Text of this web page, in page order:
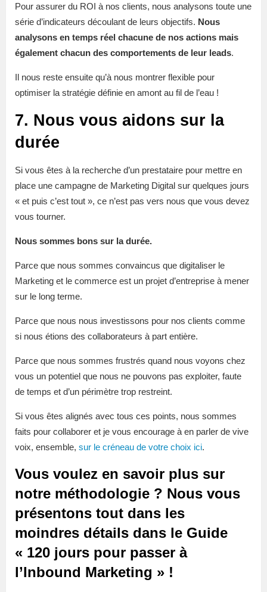
Pour assurer du ROI à nos clients, nous analysons toute une
série d’indicateurs découlant de leurs objectifs. Nous
analysons en temps réel chacune de nos actions mais
également chacun des comportements de leur leads.
Il nous reste ensuite qu’à nous montrer flexible pour
optimiser la stratégie définie en amont au fil de l’eau !
7. Nous vous aidons sur la
durée
Si vous êtes à la recherche d’un prestataire pour mettre en
place une campagne de Marketing Digital sur quelques jours
« et puis c’est tout », ce n’est pas vers nous que vous devez
vous tourner.
Nous sommes bons sur la durée.
Parce que nous sommes convaincus que digitaliser le
Marketing et le commerce est un projet d’entreprise à mener
sur le long terme.
Parce que nous nous investissons pour nos clients comme
si nous étions des collaborateurs à part entière.
Parce que nous sommes frustrés quand nous voyons chez
vous un potentiel que nous ne pouvons pas exploiter, faute
de temps et d’un périmètre trop restreint.
Si vous êtes alignés avec tous ces points, nous sommes
faits pour collaborer et je vous encourage à en parler de vive
voix, ensemble, sur le créneau de votre choix ici.
Vous voulez en savoir plus sur
notre méthodologie ? Nous vous
présentons tout dans les
moindres détails dans le Guide
« 120 jours pour passer à
l’Inbound Marketing » !